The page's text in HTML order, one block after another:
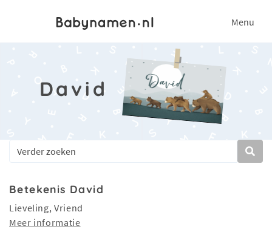
Menu
David
Betekenis David
Lieveling, Vriend
Meer informatie